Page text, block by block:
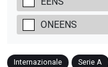
ONEENS
Internazionale Serie A